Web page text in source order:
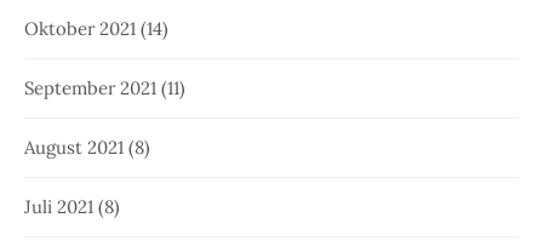
Oktober 2021 (14)
September 2021 (11)
August 2021 (8)
Juli 2021 (8)